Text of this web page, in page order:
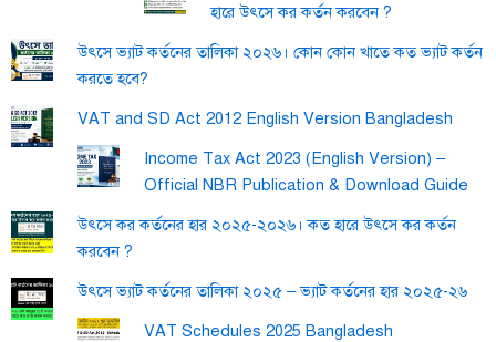
হারে উৎসে কর কর্তন করবেন ?
উৎসে ভ্যাট কর্তনের তালিকা ২০২৬। কোন কোন খাতে কত ভ্যাট কর্তন
করতে হবে?
VAT and SD Act 2012 English Version Bangladesh
Income Tax Act 2023 (English Version) –
Official NBR Publication & Download Guide
উৎসে কর কর্তনের হার ২০২৫-২০২৬। কত হারে উৎসে কর কর্তন
করবেন ?
উৎসে ভ্যাট কর্তনের তালিকা ২০২৫ – ভ্যাট কর্তনের হার ২০২৫-২৬
VAT Schedules 2025 Bangladesh